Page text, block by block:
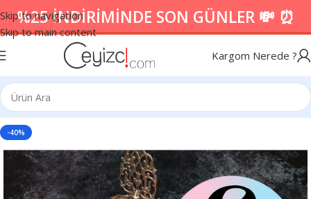
Skip to navigation
Skip to main content
%25 İNDİRİMİNDE SON GÜNLER 💸 ⏰
Kargom Nerede ?
-40%